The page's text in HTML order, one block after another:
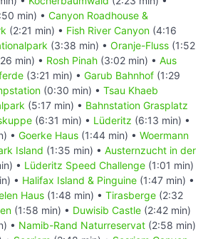
min) • Canyon Roadhouse &
(2:21 min) • Fish River Canyon (4:16
(3:38 min) • Oranje-Fluss (1:52
min) • Rosh Pinah (3:02 min) • Aus
(3:21 min) • Garub Bahnhof (1:29
(0:30 min) • Tsau Khaeb
(5:17 min) • Bahnstation Grasplatz
(6:31 min) • Lüderitz (6:13 min) •
• Goerke Haus (1:44 min) • Woermann
Island (1:35 min) • Austernzucht in der
• Lüderitz Speed Challenge (1:01 min)
• Halifax Island & Pinguine (1:47 min) •
Haus (1:48 min) • Tirasberge (2:32
(1:58 min) • Duwisib Castle (2:42 min)
• Namib-Rand Naturreservat (2:58 min)